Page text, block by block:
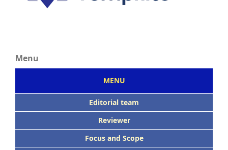
Menu
MENU
Editorial team
Reviewer
Focus and Scope